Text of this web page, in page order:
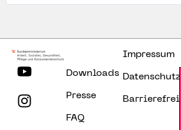
Downloads
Presse
FAQ
Impressum